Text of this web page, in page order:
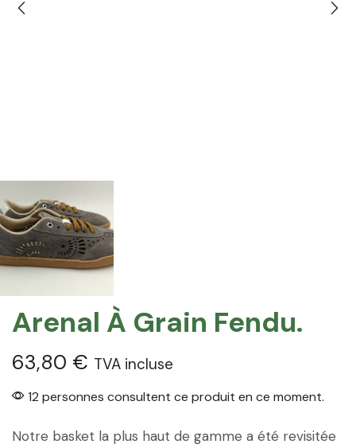
Arenal À Grain Fendu.
63,80 € TVA incluse
12 personnes consultent ce produit en ce moment.
Notre basket la plus haut de gamme a été revisitée